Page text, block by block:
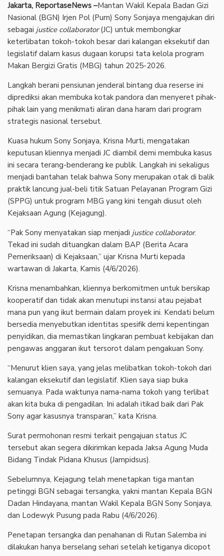
Jakarta, ReportaseNews –Mantan Wakil Kepala Badan Gizi
Nasional (BGN) Irjen Pol (Purn) Sony Sonjaya mengajukan diri
sebagai justice collaborator(JC) untuk membongkar
keterlibatan tokoh-tokoh besar dari kalangan eksekutif dan
legislatif dalam kasus dugaan korupsi tata kelola program
Makan Bergizi Gratis (MBG) tahun 2025-2026.
Langkah berani pensiunan jenderal bintang dua reserse ini
diprediksi akan membuka kotak pandora dan menyeret pihak-
pihak lain yang menikmati aliran dana haram dari program
strategis nasional tersebut.
Kuasa hukum Sony Sonjaya, Krisna Murti, mengatakan
keputusan kliennya menjadi JC diambil demi membuka kasus
ini secara terang-benderang ke publik. Langkah ini sekaligus
menjadi bantahan telak bahwa Sony merupakan otak di balik
praktik lancung jual-beli titik Satuan Pelayanan Program Gizi
(SPPG) untuk program MBG yang kini tengah diusut oleh
Kejaksaan Agung (Kejagung).
“Pak Sony menyatakan siap menjadi justice collaborator.
Tekad ini sudah dituangkan dalam BAP (Berita Acara
Pemeriksaan) di Kejaksaan,” ujar Krisna Murti kepada
wartawan di Jakarta, Kamis (4/6/2026).
Krisna menambahkan, kliennya berkomitmen untuk bersikap
kooperatif dan tidak akan menutupi instansi atau pejabat
mana pun yang ikut bermain dalam proyek ini. Kendati belum
bersedia menyebutkan identitas spesifik demi kepentingan
penyidikan, dia memastikan lingkaran pembuat kebijakan dan
pengawas anggaran ikut tersorot dalam pengakuan Sony.
“Menurut klien saya, yang jelas melibatkan tokoh-tokoh dari
kalangan eksekutif dan legislatif. Klien saya siap buka
semuanya. Pada waktunya nama-nama tokoh yang terlibat
akan kita buka di pengadilan. Ini adalah itikad baik dari Pak
Sony agar kasusnya transparan,” kata Krisna.
Surat permohonan resmi terkait pengajuan status JC
tersebut akan segera dikirimkan kepada Jaksa Agung Muda
Bidang Tindak Pidana Khusus (Jampidsus).
Sebelumnya, Kejagung telah menetapkan tiga mantan
petinggi BGN sebagai tersangka, yakni mantan Kepala BGN
Dadan Hindayana, mantan Wakil Kepala BGN Sony Sonjaya,
dan Lodewyk Pusung pada Rabu (4/6/2026).
Penetapan tersangka dan penahanan di Rutan Salemba ini
dilakukan hanya berselang sehari setelah ketiganya dicopot